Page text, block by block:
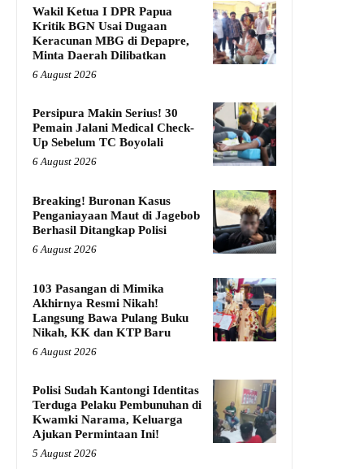
Wakil Ketua I DPR Papua
Kritik BGN Usai Dugaan
Keracunan MBG di Depapre,
Minta Daerah Dilibatkan
6 August 2026
Persipura Makin Serius! 30
Pemain Jalani Medical Check-
Up Sebelum TC Boyolali
6 August 2026
Breaking! Buronan Kasus
Penganiayaan Maut di Jagebob
Berhasil Ditangkap Polisi
6 August 2026
103 Pasangan di Mimika
Akhirnya Resmi Nikah!
Langsung Bawa Pulang Buku
Nikah, KK dan KTP Baru
6 August 2026
Polisi Sudah Kantongi Identitas
Terduga Pelaku Pembunuhan di
Kwamki Narama, Keluarga
Ajukan Permintaan Ini!
5 August 2026